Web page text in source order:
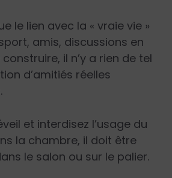
le lien avec la « vraie vie »
amis, discussions en
il n’y a rien de tel
d’amitiés réelles
et interdisez l’usage du
la chambre, il doit être
le salon ou sur le palier.